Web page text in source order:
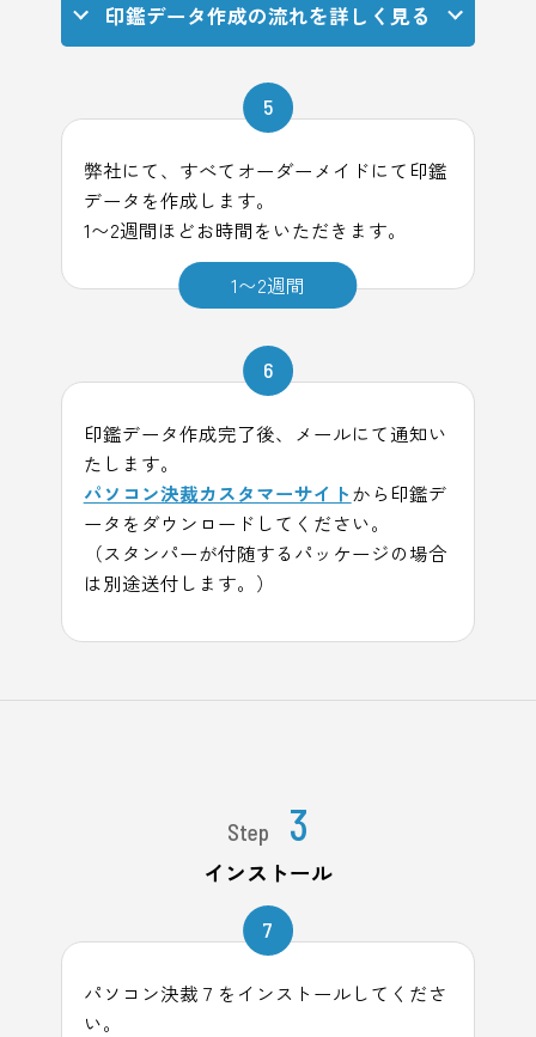
印鑑データ作成の流れを詳しく見る
5
弊社にて、すべてオーダーメイドにて印鑑
データを作成します。
1〜2週間ほどお時間をいただきます。
1〜2週間
6
印鑑データ作成完了後、メールにて通知い
たします。
パソコン決裁カスタマーサイトから印鑑デ
ータをダウンロードしてください。
（スタンパーが付随するパッケージの場合
は別途送付します。）
Step 3
インストール
7
パソコン決裁７をインストールしてくださ
い。